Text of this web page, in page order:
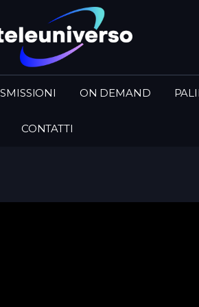
ON DEMAND
CONTATTI